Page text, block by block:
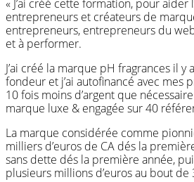
« J’ai créé cette formation, pour aider
entrepreneurs et créateurs de
entrepreneurs, entrepreneurs du
et à performer.
J’ai créé la marque pH fragrances il y
fondeur et j’ai autofinancé avec mes
10 fois moins d’argent que
marque luxe & engagée sur 40
La marque considérée comme
milliers d’euros de CA dés la
sans dette dés la première année,
plusieurs millions d’euros au bout de